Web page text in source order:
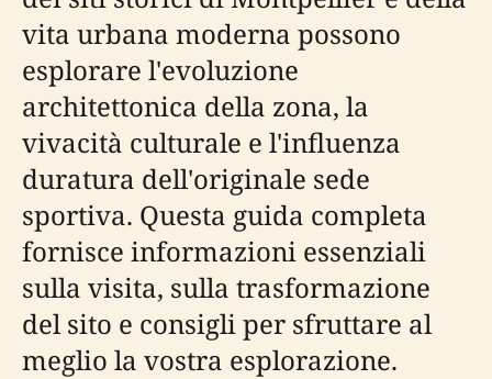
vita urbana moderna possono
esplorare l'evoluzione
architettonica della zona, la
vivacità culturale e l'influenza
duratura dell'originale sede
sportiva. Questa guida completa
fornisce informazioni essenziali
sulla visita, sulla trasformazione
del sito e consigli per sfruttare al
meglio la vostra esplorazione.